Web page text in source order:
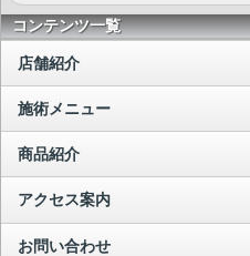
コンテンツ一覧
店舗紹介
施術メニュー
商品紹介
アクセス案内
お問い合わせ